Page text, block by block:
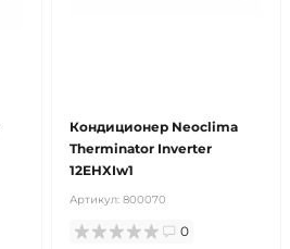
Кондиционер Neoclima
Therminator Inverter
12EHXIw1
Артикул: 800070
0